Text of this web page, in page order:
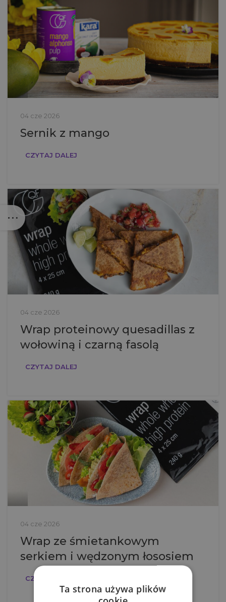
04 cze 2026
Sernik z mango
CZYTAJ DALEJ
04 cze 2026
Wrap proteinowy quesadillas z
wołowiną i czarną fasolą
CZYTAJ DALEJ
04 cze 2026
Wrap ze śmietankowym
serkiem i wędzonym łososiem
CZYTAJ DALEJ
Ta strona używa plików